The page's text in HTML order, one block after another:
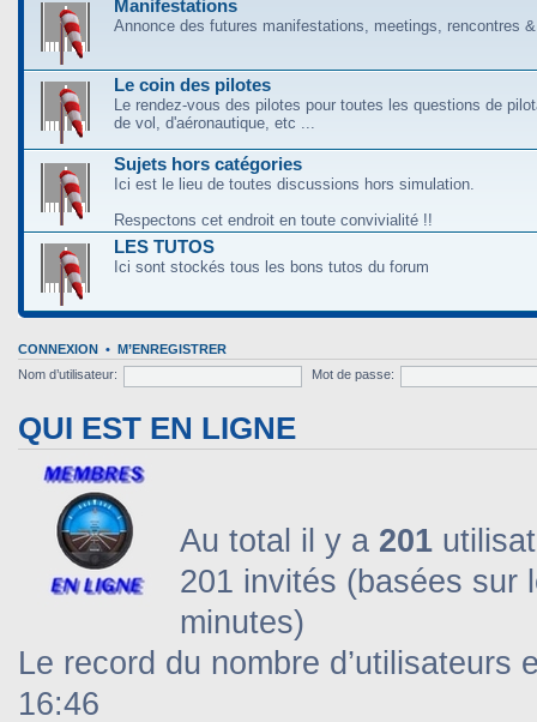
Manifestations
Annonce des futures manifestations, meetings, rencontres
Le coin des pilotes
Le rendez-vous des pilotes pour toutes les questions de
de vol, d'aéronautique, etc ...
Sujets hors catégories
Ici est le lieu de toutes discussions hors simulation.
Respectons cet endroit en toute convivialité !!
LES TUTOS
Ici sont stockés tous les bons tutos du forum
CONNEXION • M’ENREGISTRER
Nom d’utilisateur:
Mot de passe:
QUI EST EN LIGNE
Au total il y a 201
201 invités (basées sur
minutes)
Le record du nombre d’utilisateurs
16:46